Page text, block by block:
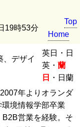
19時53分
Top
Home
、デザイ
英日・日
英・ 蘭
日
・日蘭
年よりオランダ
境情報学部卒業
営業を経験。そ